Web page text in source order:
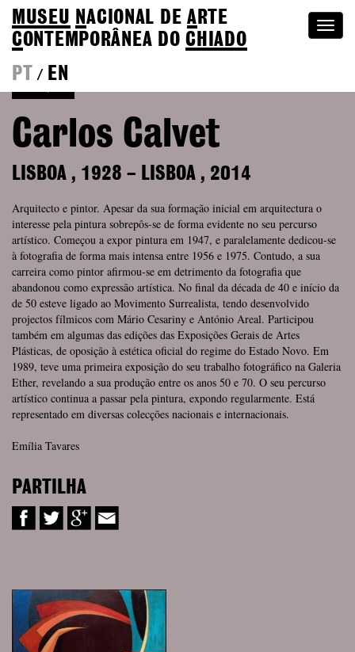
MUSEU NACIONAL DEA RTE
CONTEMPORÂNEA DOCHIADO
PT
/ EN
Carlos Calvet
LISBOA , 1928 – LISBOA , 2014
Arquitecto e pintor. Apesar da sua formação inicial em arquitectura o
interesse pela pintura sobrepôs-se de forma evidente no seu percurso
artístico. Começou a expor pintura em 1947, e paralelamente dedicou-se
à fotografia de forma mais intensa entre 1956 e 1975. Contudo, a sua
carreira como pintor afirmou-se em detrimento da fotografia que
abandonou como expressão artística. No final da década de 40 e início da
de 50 esteve ligado ao Movimento Surrealista, tendo desenvolvido
projectos fílmicos com Mário Cesariny e António Areal. Participou
também em algumas das edições das Exposições Gerais de Artes
Plásticas, de oposição à estética oficial do regime do Estado Novo. Em
1989, teve uma primeira exposição do seu trabalho fotográfico na Galeria
Ether, revelando a sua produção entre os anos 50 e 70. O seu percurso
artístico continua a passar pela pintura, expondo regularmente. Está
representado em diversas colecções nacionais e internacionais.
Emília Tavares
PARTILHA